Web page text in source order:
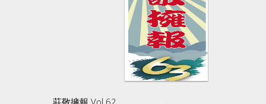
莊敬擁報 Vol.62